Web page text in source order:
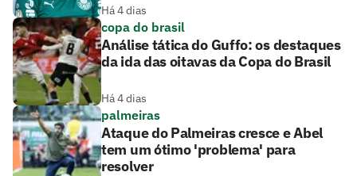
Há 4 dias
copa do brasil
Análise tática do Guffo: os destaques
da ida das oitavas da Copa do Brasil
Há 4 dias
palmeiras
Ataque do Palmeiras cresce e Abel
tem um ótimo 'problema' para
resolver